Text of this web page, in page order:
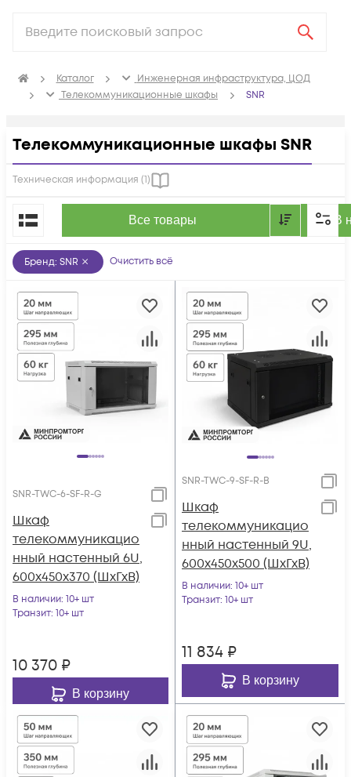
Каталог
Инженерная инфраструктура, ЦОД
Телекоммуникационные шкафы
SNR
Телекоммуникационные шкафы SNR
Техническая информация (1)
Все товары В
По популярности
Бренд: SNR Очистить всё
SNR-TWC-6-SF-R-G
Шкаф
телекоммуникацио
нный настенный 6U,
600х450х370 (ШхГхВ)
В наличии: 10+ шт
Транзит: 10+ шт
10 370 ₽
В корзину
SNR-TWC-9-SF-R-B
Шкаф
телекоммуникацио
нный настенный 9U,
600х450х500 (ШхГхВ)
В наличии: 10+ шт
Транзит: 10+ шт
11 834 ₽
В корзину